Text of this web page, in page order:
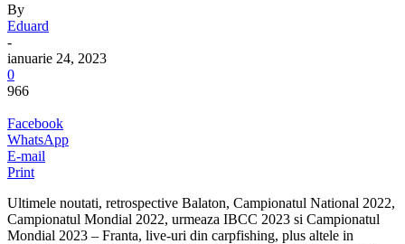
By
Eduard
-
ianuarie 24, 2023
0
966
Facebook
WhatsApp
E-mail
Print
Ultimele noutati, retrospective Balaton, Campionatul National 2022,
Campionatul Mondial 2022, urmeaza IBCC 2023 si Campionatul
Mondial 2023 – Franta, live-uri din carpfishing, plus altele in